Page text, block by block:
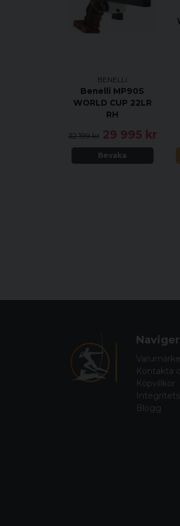
BENELLI
Benelli MP90S
WORLD CUP 22LR
RH
32 199 kr 29 995 kr
Bevaka
Kontakta
Köpvillkor
Blogg